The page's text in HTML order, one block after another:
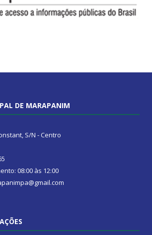
DE MARAPANIM
S/N - Centro
08:00 às 12:00